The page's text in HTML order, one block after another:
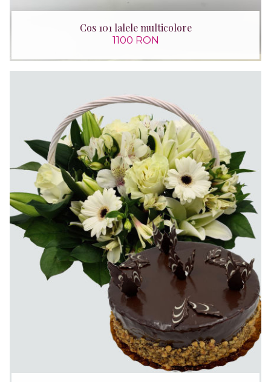
Cos 101 lalele multicolore
1100 RON